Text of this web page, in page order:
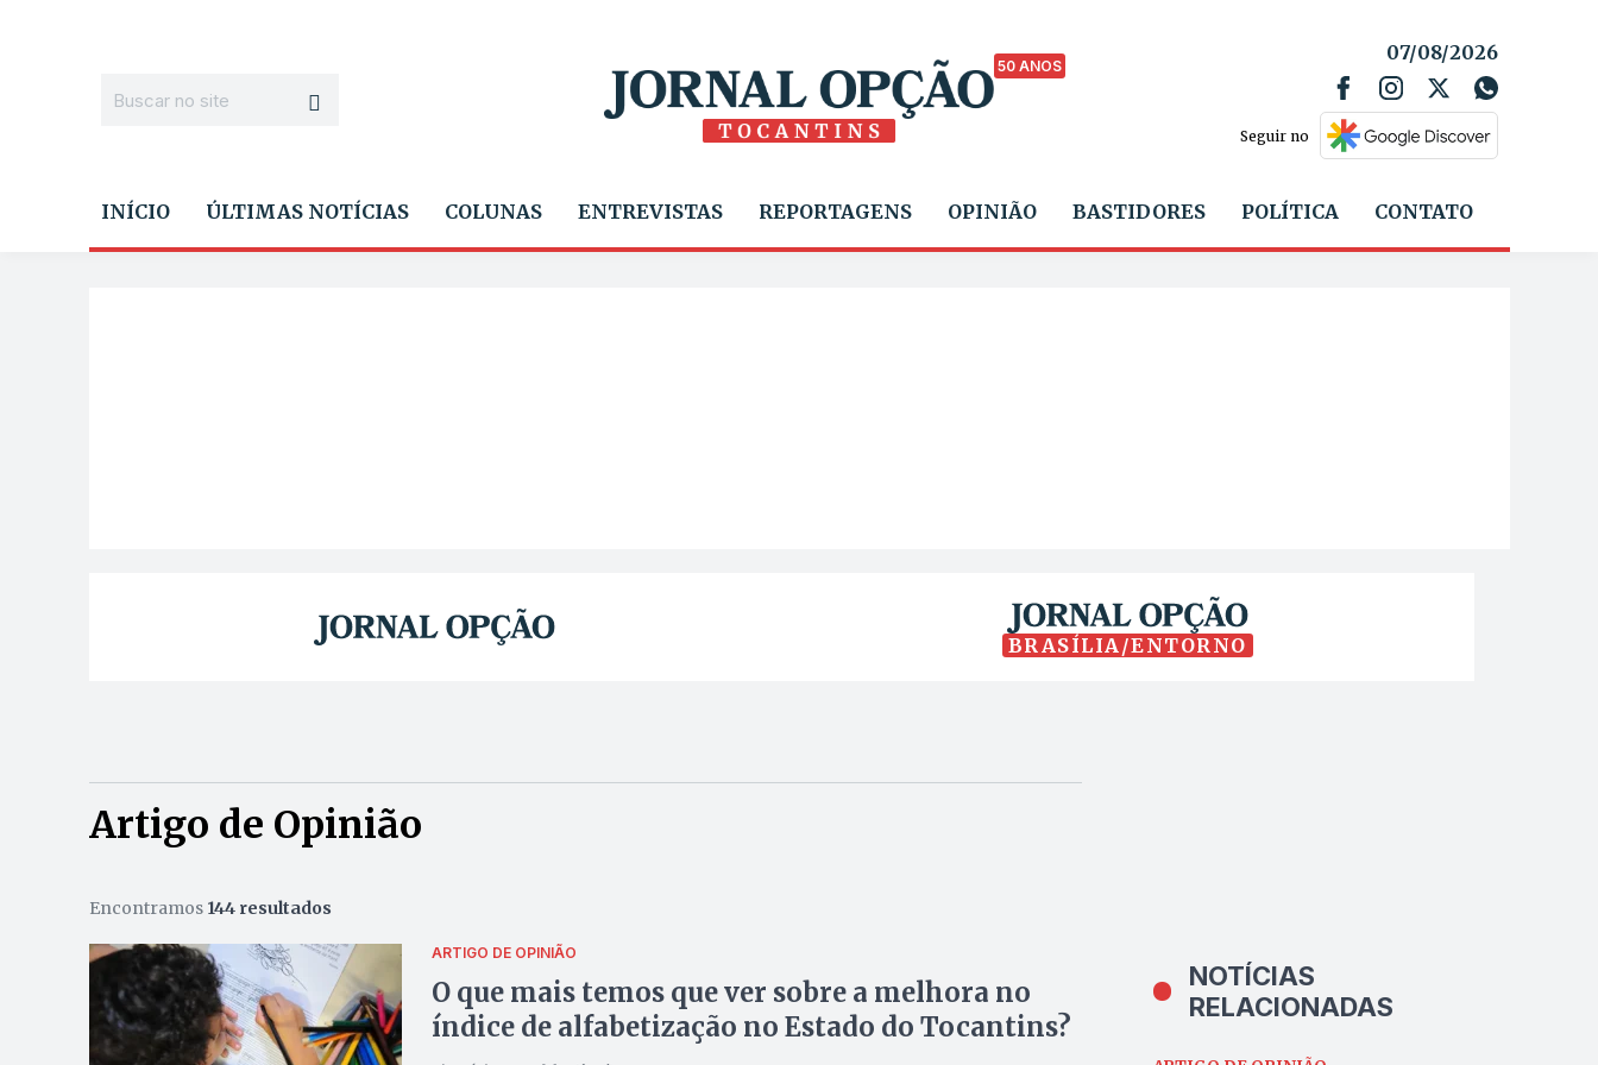
50 ANOS
07/08/2026
Seguir no
INÍCIO ÚLTIMAS NOTÍCIAS COLUNAS ENTREVISTAS REPORTAGENS OPINIÃO BASTIDORES POLÍTICA CONTATO
BRASÍLIA/ENTORNO
Artigo de Opinião
Encontramos 144 resultados
ARTIGO DE OPINIÃO
O que mais temos que ver sobre a melhora no
índice de alfabetização no Estado do Tocantins?
NOTÍCIAS
RELACIONADAS